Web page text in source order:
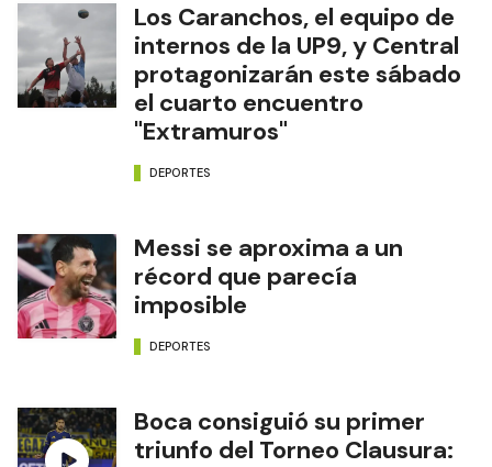
Los Caranchos, el equipo de
internos de la UP9, y Central
protagonizarán este sábado
el cuarto encuentro
"Extramuros"
DEPORTES
Messi se aproxima a un
récord que parecía
imposible
DEPORTES
Boca consiguió su primer
triunfo del Torneo Clausura: